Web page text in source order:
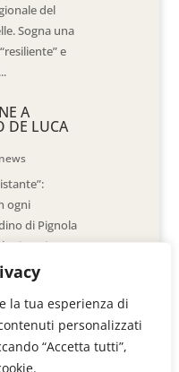
la tua esperienza di
personalizzati
“Accetta tutti”,
del
Sogna una
e
A
DE LUCA
ogni
di Pignola
situazione
La
di Walter